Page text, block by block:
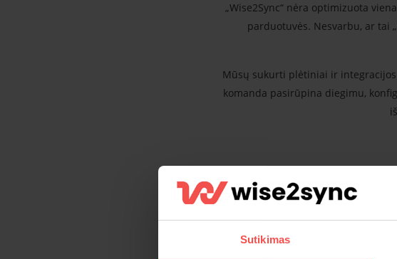
Sutikimas
„Wise2Sync“ nėra optimizuota
parduotuvės. Nesvarbu, ar tai
Mūsų sukurti plėtiniai ir
komanda pasirūpina diegimu,